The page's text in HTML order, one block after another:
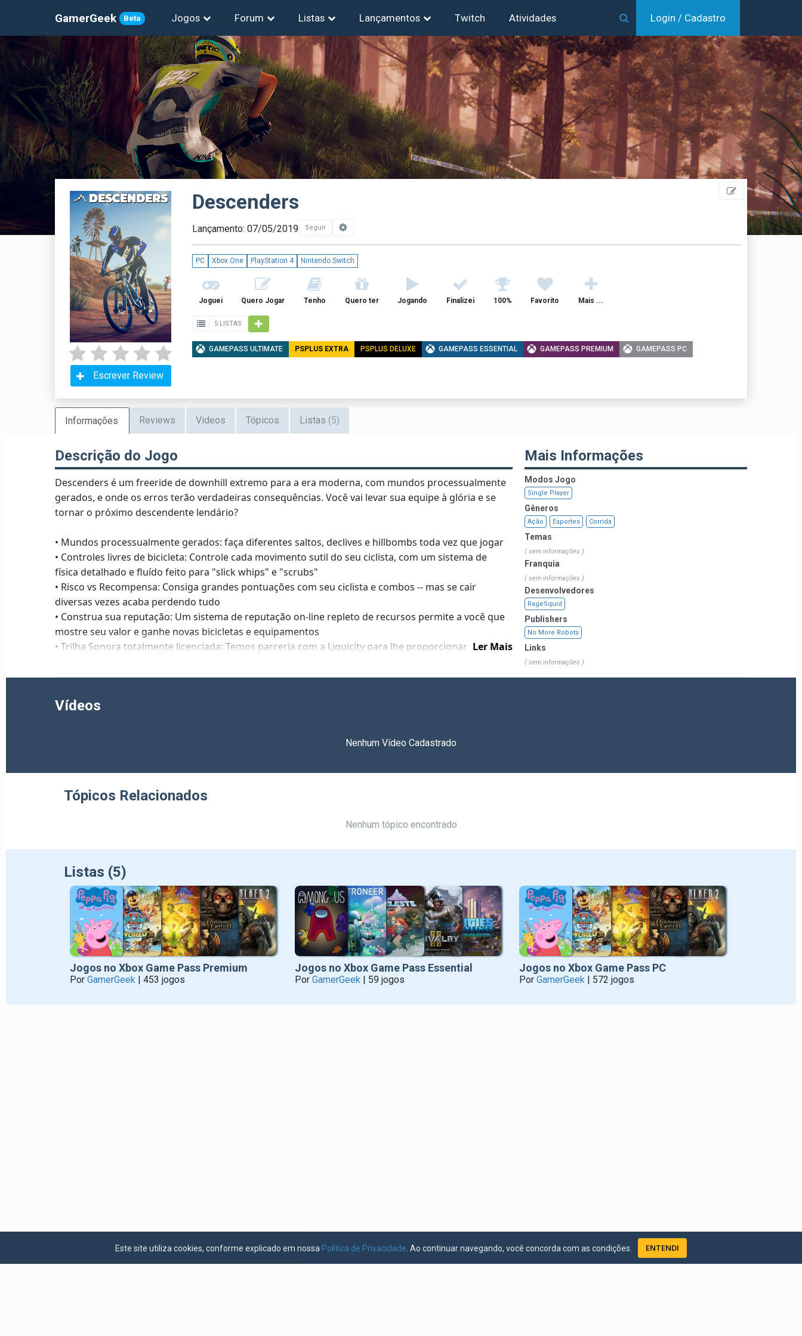
GamerGeek Beta Jogos Forum Listas Lançamentos Twitch Atividades Login / Cadastro
Escrever Review
Descenders
Lançamento: 07/05/2019 Seguir
PC Xbox One PlayStation 4 Nintendo Switch
Joguei Quero Jogar Tenho Quero ter Jogando Finalizei 100% Favorito Mais ...
5 LISTAS
GAMEPASS ULTIMATE PSPLUS EXTRA PSPLUS DELUXE GAMEPASS ESSENTIAL GAMEPASS PREMIUM GAMEPASS PC
Informações Reviews Videos Tópicos Listas (5)
Descrição do Jogo
Ler Mais
Descenders é um freeride de downhill extremo para a era moderna, com mundos processualmente
gerados, e onde os erros terão verdadeiras consequências. Você vai levar sua equipe à glória e se
tornar o próximo descendente lendário?
• Mundos processualmente gerados: faça diferentes saltos, declives e hillbombs toda vez que jogar
• Controles livres de bicicleta: Controle cada movimento sutil do seu ciclista, com um sistema de
física detalhado e fluído feito para "slick whips" e "scrubs"
• Risco vs Recompensa: Consiga grandes pontuações com seu ciclista e combos -- mas se cair
diversas vezes acaba perdendo tudo
• Construa sua reputação: Um sistema de reputação on-line repleto de recursos permite a você que
mostre seu valor e ganhe novas bicicletas e equipamentos
• Trilha Sonora totalmente licenciada: Temos parceria com a Liquicity para lhe proporcionar as
• Torne-se o próximo Descender: Consegue sobreviver ao jogo em uma única corrida e alcançar o
Pegue sua bicicleta, escolha seu time e tente viver de acordo com a lenda do seu Descender. Vai se
Mais Informações
Modos Jogo
Single Player
Gêneros
Ação Esportes Corrida
Temas
( sem informações )
Franquia
( sem informações )
Desenvolvedores
RageSquid
Publishers
No More Robots
Links
( sem informações )
Vídeos
Nenhum Vídeo Cadastrado
Tópicos Relacionados
Nenhum tópico encontrado
Listas (5)
Jogos no Xbox Game Pass Premium
Por GamerGeek | 453 jogos
Jogos no Xbox Game Pass Essential
Por GamerGeek| 59 jogos
Jogos no Xbox Game Pass PC
PorGamerGeek | 572 jogos
Este site utiliza cookies, conforme explicado em nossa Política de Privacidade . Ao continuar navegando, você concorda com as condições. ENTENDI